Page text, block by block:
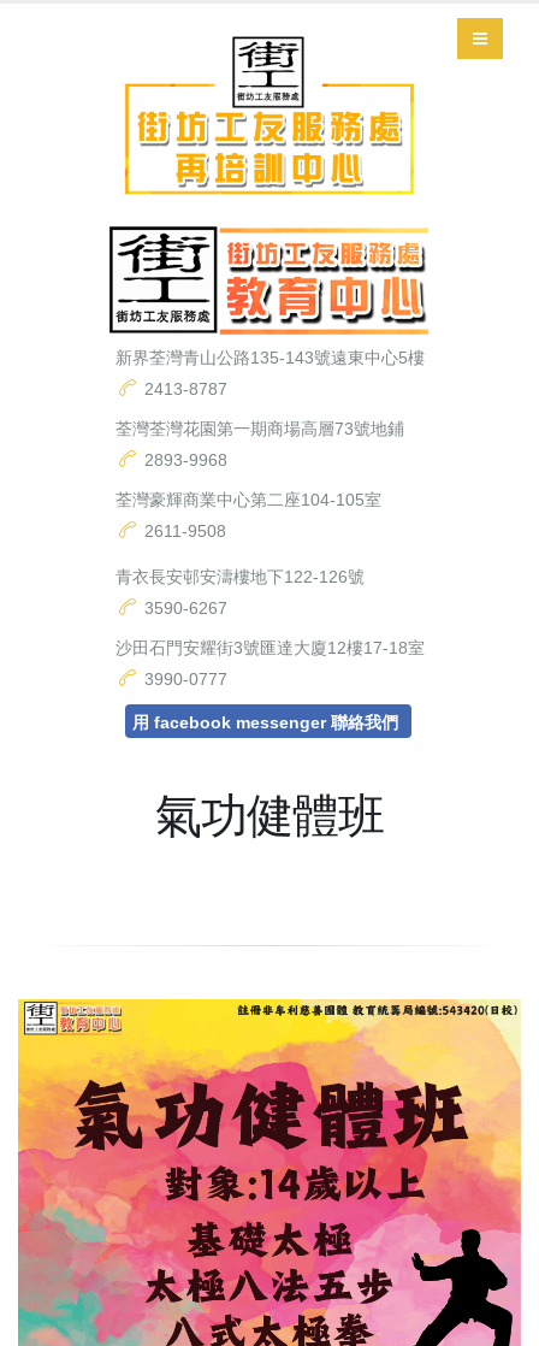
新界荃灣青山公路135-143號遠東中心5樓
2413-8787
荃灣荃灣花園第一期商場高層73號地鋪
2893-9968
荃灣豪輝商業中心第二座104-105室
2611-9508
青衣長安邨安濤樓地下122-126號
3590-6267
沙田石門安耀街3號匯達大廈12樓17-18室
3990-0777
用 facebook messenger 聯絡我們
氣功健體班